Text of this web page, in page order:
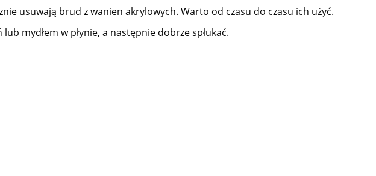
usuwają brud z wanien akrylowych. Warto od czasu do czasu ich użyć.
mydłem w płynie, a następnie dobrze spłukać.